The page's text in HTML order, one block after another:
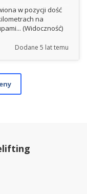
w pozycji dość
na
(Widoczność)
Dodane 5 lat temu